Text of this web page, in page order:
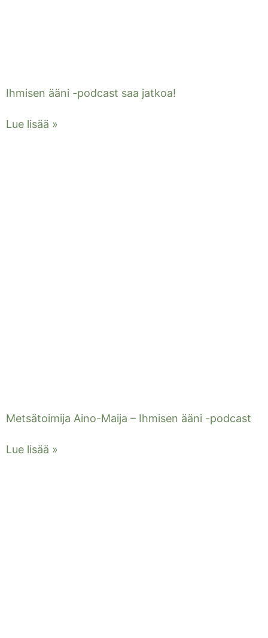
Ihmisen ääni -podcast saa jatkoa!
Lue lisää »
Metsätoimija Aino-Maija – Ihmisen ääni -podcast
Lue lisää »